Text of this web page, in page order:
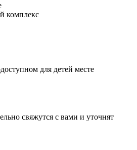
комплекс
для детей месте
свяжутся с вами и уточнят